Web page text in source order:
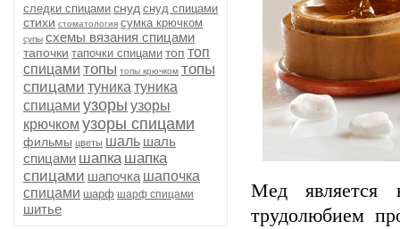
следки спицами снуд снуд спицами
стихи стоматология сумка крючком
супы схемы вязания спицами
тапочки тапочки спицами топ топ
спицами топы топы крючком топы
спицами туника туника
спицами узоры узоры
крючком узоры спицами
фильмы цветы шаль шаль
спицами шапка шапка
спицами шапочка шапочка
спицами шарф шарф спицами
шитье
Мед является
трудолюбием